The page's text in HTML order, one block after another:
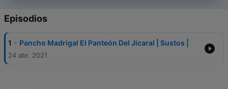
Episodios
1 - Pancho Madrigal El Panteón Del Jicaral | Sustos |
24 abr. 2021